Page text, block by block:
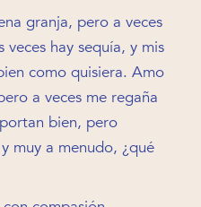
granja, pero a veces
veces hay sequía, y mis
como quisiera. Amo
a veces me regaña
bien, pero
muy a menudo, ¿qué